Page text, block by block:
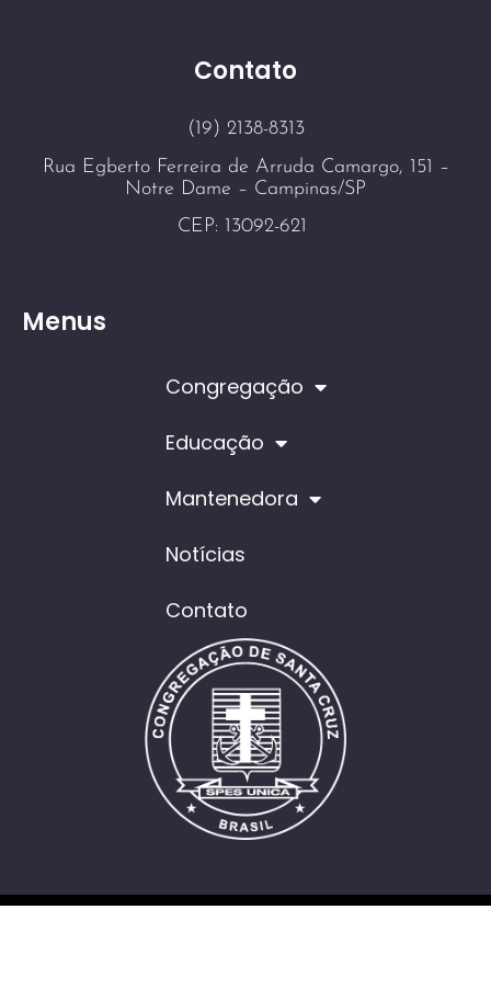
Contato
(19) 2138-8313
Rua Egberto Ferreira de Arruda Camargo, 151 –
Notre Dame – Campinas/SP
CEP: 13092-621
Menus
Congregação
Educação
Mantenedora
Notícias
Contato